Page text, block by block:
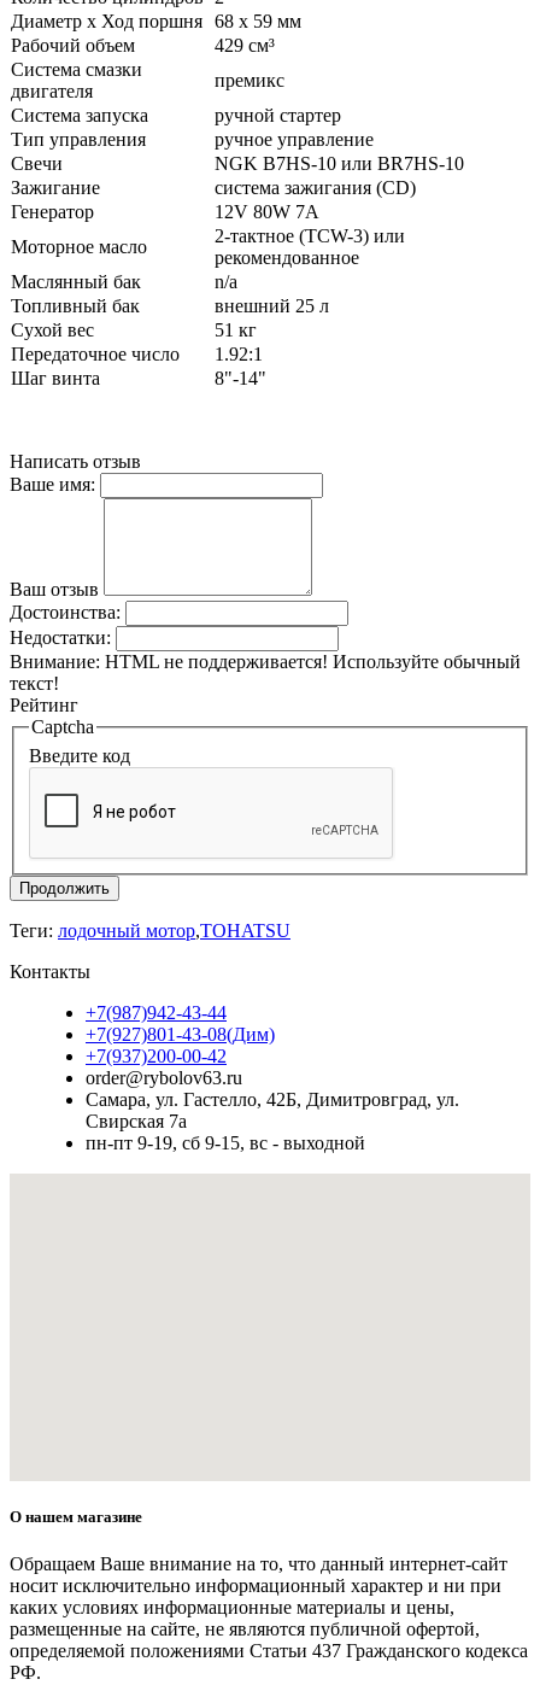
Диаметр x Ход поршня 68 x 59 мм
Рабочий объем
429 см³
Система смазки
двигателя
премикс
Система запуска
ручной стартер
Тип управления
ручное управление
Свечи
NGK B7HS-10 или BR7HS-10
Зажигание
система зажигания (CD)
Генератор
12V 80W 7A
Моторное масло
2-тактное (TCW-3) или
рекомендованное
Маслянный бак
n/a
Топливный бак
внешний 25 л
Сухой вес
51 кг
Передаточное число
1.92:1
Шаг винта
8"-14"
Написать отзыв
Ваше имя:
Ваш отзыв
Достоинства:
Недостатки:
Внимание: HTML не поддерживается! Используйте обычный
текст!
Рейтинг
Captcha
Введите код
Продолжить
Теги: лодочный мотор,TOHATSU
Контакты
+7(987)942-43-44
+7(927)801-43-08(Дим)
+7(937)200-00-42
order@rybolov63.ru
Самара, ул. Гастелло, 42Б, Димитровград, ул.
Свирская 7а
пн-пт 9-19, сб 9-15, вс - выходной
О нашем магазине
Обращаем Ваше внимание на то, что данный интернет-сайт
носит исключительно информационный характер и ни при
каких условиях информационные материалы и цены,
размещенные на сайте, не являются публичной офертой,
определяемой положениями Статьи 437 Гражданского кодекса
РФ.